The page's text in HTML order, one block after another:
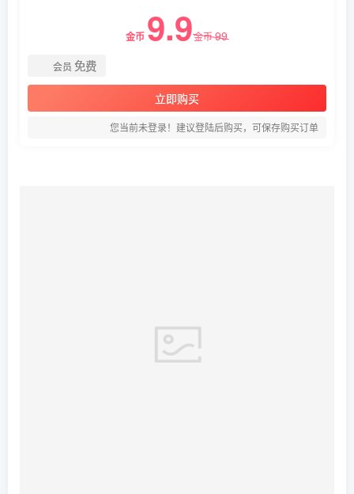
金币 9.9金币99
会员 免费
立即购买
您当前未登录！建议登陆后购买，可保存购买订单